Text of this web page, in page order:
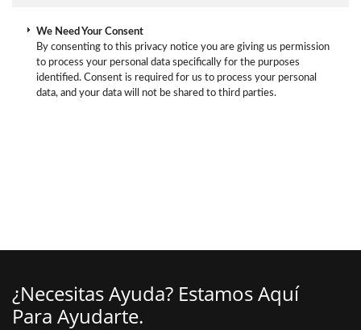
We Need Your Consent
By consenting to this privacy notice you are giving us permission
to process your personal data specifically for the purposes
identified. Consent is required for us to process your personal
data, and your data will not be shared to third parties.
¿Necesitas Ayuda? Estamos Aquí
Para Ayudarte.